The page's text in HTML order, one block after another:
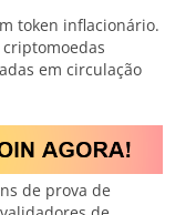
token inflacionário.
em circulação
de prova de